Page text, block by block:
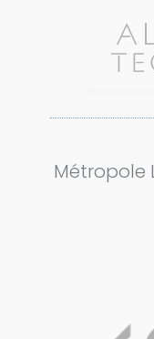
Métropole